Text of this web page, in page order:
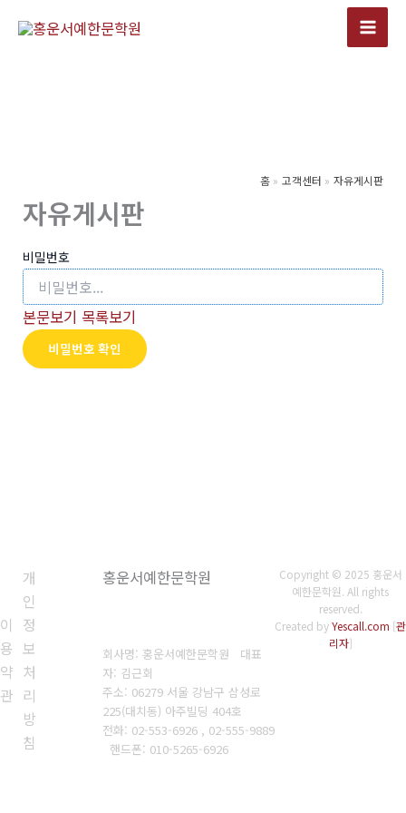
홈 고객센터 자유게시판
자유게시판
비밀번호
본문보기 목록보기
비밀번호 확인
이
용
약
관
개
인
정
보
처
리
방
침
홍운서예한문학원
회사명: 홍운서예한문학원 대표
자: 김근회
주소: 06279 서울 강남구 삼성로
225(대치동) 아주빌딩 404호
전화: 02-553-6926 , 02-555-9889
핸드폰: 010-5265-6926
Copyright © 2025 홍운서
예한문학원. All rights
reserved.
Created byYescall.com [관
리자]